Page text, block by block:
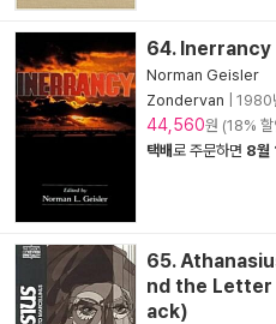
64.
Norman Geisler
Zondervan
1980
44,560원 (18%
택배로 주문하면 8월
65.
nd the Letter
ack)